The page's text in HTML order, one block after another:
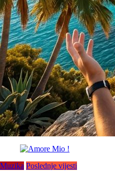
Muzika Poslednje vijesti